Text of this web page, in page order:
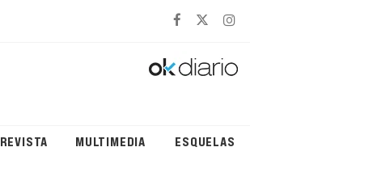
REVISTA MULTIMEDIA ESQUELAS